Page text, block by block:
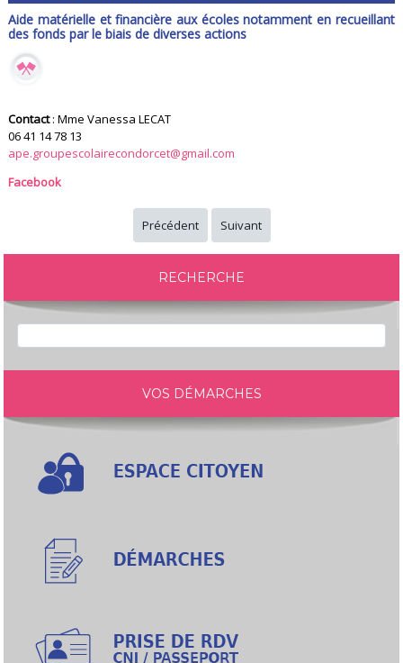
Aide matérielle et financière aux écoles notamment en recueillant
des fonds par le biais de diverses actions
Contact: Mme Vanessa LECAT
06 41 14 78 13
ape.groupescolairecondorcet@gmail.com
Facebook
Précédent Suivant
RECHERCHE
VOS DÉMARCHES